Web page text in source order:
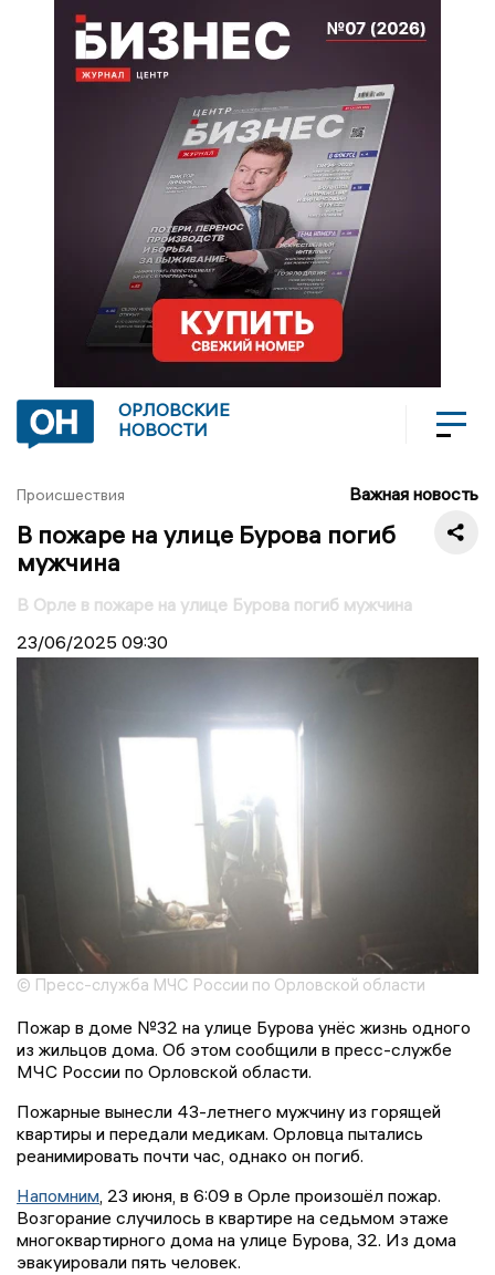
ОРЛОВСКИЕ
НОВОСТИ
Происшествия Важная новость
В пожаре на улице Бурова погиб
мужчина
В Орле в пожаре на улице Бурова погиб мужчина
23/06/2025 09:30
© Пресс-служба МЧС России по Орловской области
Пожар в доме №32 на улице Бурова унёс жизнь одного
из жильцов дома. Об этом сообщили в пресс-службе
МЧС России по Орловской области.
Пожарные вынесли 43-летнего мужчину из горящей
квартиры и передали медикам. Орловца пытались
реанимировать почти час, однако он погиб.
Напомним, 23 июня, в 6:09 в Орле произошёл пожар.
Возгорание случилось в квартире на седьмом этаже
многоквартирного дома на улице Бурова, 32. Из дома
эвакуировали пять человек.